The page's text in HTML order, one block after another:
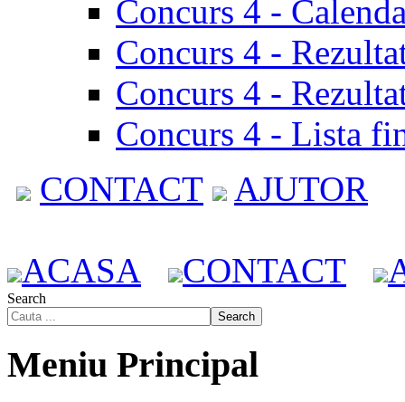
Concurs 4 -
Concurs 4 -
Concurs 4 -
Concurs 4 - Lista
CONTACT
AJUTOR
ACASA CONTACT
Search
Search
Meniu Principal